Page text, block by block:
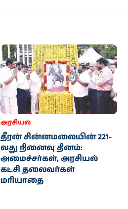
அரசியல்
தீரன் சின்னமலையின் 221-
வது நினைவு தினம்:
அமைச்சர்கள், அரசியல்
கட்சி தலைவர்கள்
மரியாதை